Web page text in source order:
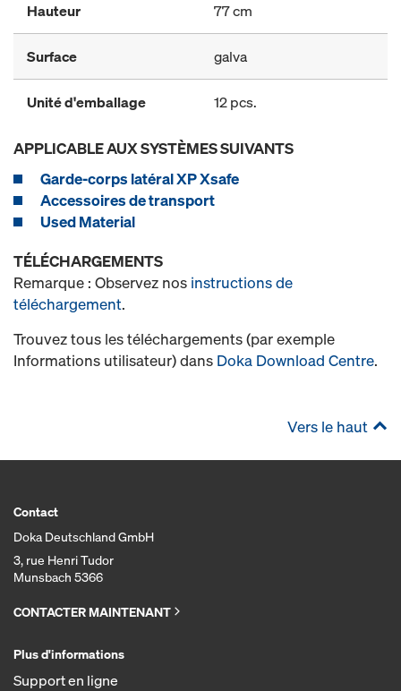
Hauteur 77 cm
Surface galva
Unité d'emballage 12 pcs.
APPLICABLE AUX SYSTÈMES SUIVANTS
Garde-corps latéral XP Xsafe
Accessoires de transport
Used Material
TÉLÉCHARGEMENTS
Remarque : Observez nos instructions de
téléchargement.
Trouvez tous les téléchargements (par exemple
Informations utilisateur) dans Doka Download Centre.
Vers le haut
Contact
Doka Deutschland GmbH
3, rue Henri Tudor
Munsbach 5366
CONTACTER MAINTENANT
Plus d'informations
Support en ligne